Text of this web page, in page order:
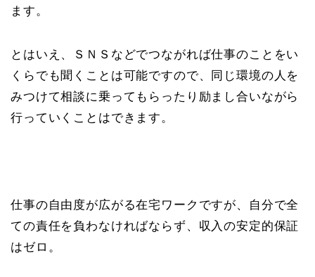
ます。
とはいえ、ＳＮＳなどでつながれば仕事のことをい
くらでも聞くことは可能ですので、同じ環境の人を
みつけて相談に乗ってもらったり励まし合いながら
行っていくことはできます。
仕事の自由度が広がる在宅ワークですが、自分で全
ての責任を負わなければならず、収入の安定的保証
はゼロ。